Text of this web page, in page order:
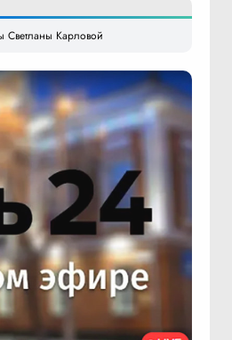
Карловой